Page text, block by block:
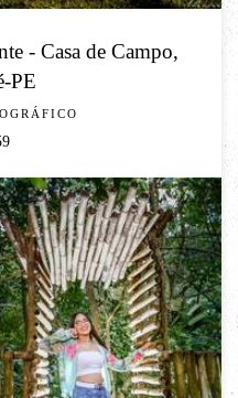
- Casa de Campo,
PE